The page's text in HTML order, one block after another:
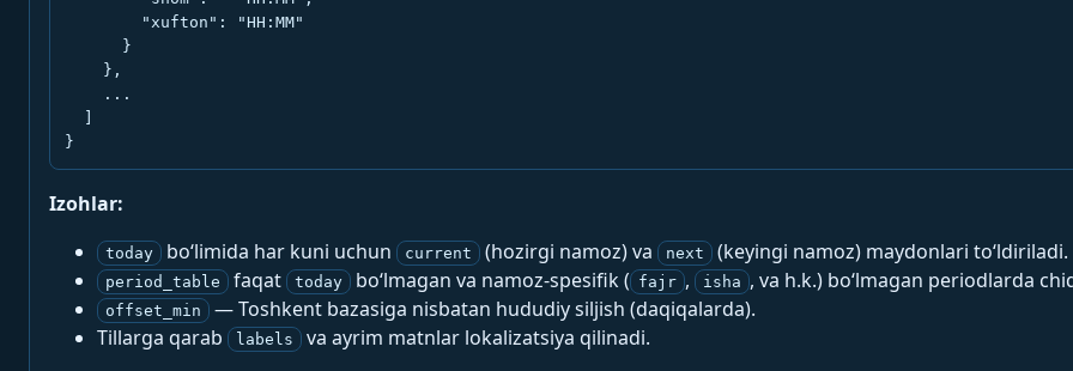
        "xufton": "HH:MM"
      }
    },
    ...
}
Izohlar:
today bo‘limida har kuni uchun current (hozirgi namoz) va next (keyingi namoz) maydonlari to‘ldiriladi.
period_table faqat today bo‘lmagan va namoz-spesifik ( fajr , isha , va h.k.) bo‘lmagan periodlarda
offset_min
— Toshkent bazasiga nisbatan hududiy siljish (daqiqalarda).
Tillarga qarab
labels va ayrim matnlar lokalizatsiya qilinadi.